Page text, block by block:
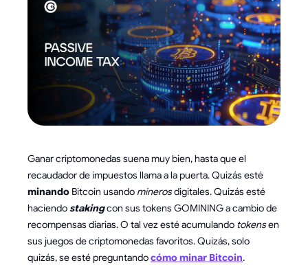
Ganar criptomonedas suena muy bien, hasta que el
recaudador de impuestos llama a la puerta. Quizás esté
minando Bitcoin usando minerosdigitales. Quizás esté
haciendostakingcon sus tokens GOMINING a cambio de
recompensas diarias. O tal vez esté acumulando tokensen
sus juegos de criptomonedas favoritos. Quizás, solo
quizás, se esté preguntandocómo minar Bitcoin.